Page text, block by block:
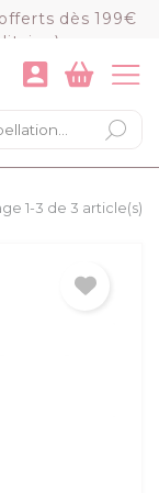
dès 199€
×
1-3 de 3 article(s)